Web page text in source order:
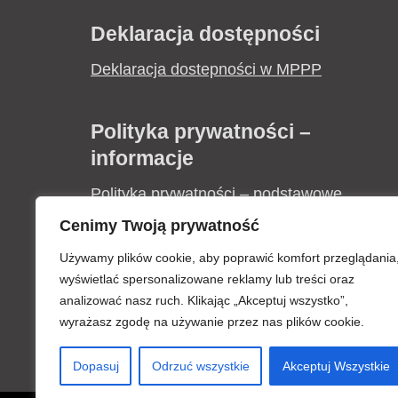
Cenimy Twoją prywatność
Używamy plików cookie, aby poprawić komfort
wyświetlać spersonalizowane reklamy lub treści oraz
analizować nasz ruch. Klikając „Akceptuj wszystko”,
wyrażasz zgodę na używanie przez nas plików cookie.
Dopasuj Odrzuć wszystkie Akceptuj Wszystkie
Deklaracja dostępności
Deklaracja dostepności w MPPP
Polityka prywatności –
informacje
Polityka prywatności – podstawowe
informacje
Zapytania ofertowe
Informacja o wyborze najkorzystniejszej
oferty „Zakup i montaż klimatyzacji w
budynku MPPP w Krośnie”